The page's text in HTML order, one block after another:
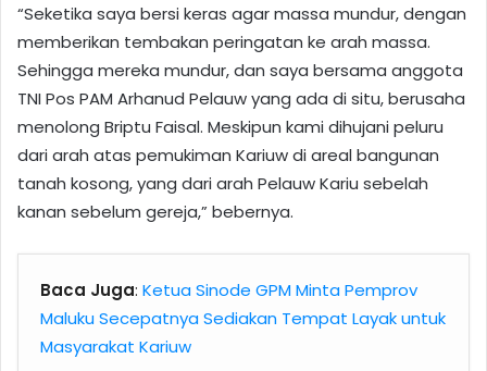
“Seketika saya bersi keras agar massa mundur, dengan
memberikan tembakan peringatan ke arah massa.
Sehingga mereka mundur, dan saya bersama anggota
TNI Pos PAM Arhanud Pelauw yang ada di situ, berusaha
menolong Briptu Faisal. Meskipun kami dihujani peluru
dari arah atas pemukiman Kariuw di areal bangunan
tanah kosong, yang dari arah Pelauw Kariu sebelah
kanan sebelum gereja,” bebernya.
Baca Juga: Ketua Sinode GPM Minta Pemprov
Maluku Secepatnya Sediakan Tempat Layak untuk
Masyarakat Kariuw